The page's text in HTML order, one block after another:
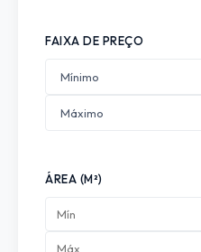
FAIXA DE PREÇO
ÁREA (M²)